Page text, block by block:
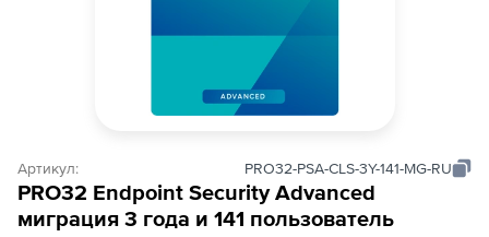
Артикул: PRO32-PSA-CLS-3Y-141-MG-RU
PRO32 Endpoint Security Advanced
миграция 3 года и 141 пользователь